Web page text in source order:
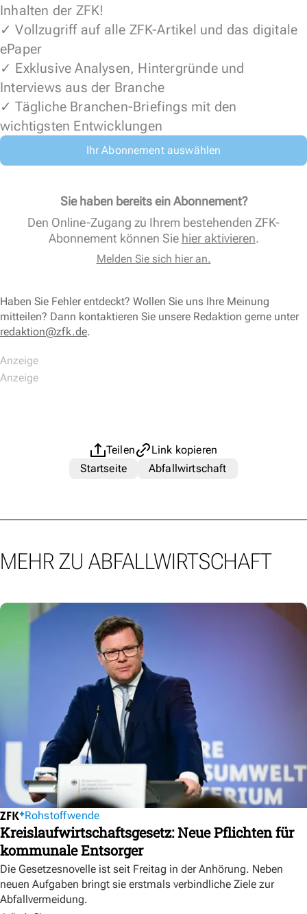
Inhalten der ZFK!
✓ Vollzugriff auf alle ZFK-Artikel und das digitale
ePaper
✓ Exklusive Analysen, Hintergründe und
Interviews aus der Branche
✓ Tägliche Branchen-Briefings mit den
wichtigsten Entwicklungen
Ihr Abonnement auswählen
Sie haben bereits ein Abonnement?
Den Online-Zugang zu Ihrem bestehenden ZFK-
Abonnement können Sie hier aktivieren.
Melden Sie sich hier an.
Haben Sie Fehler entdeckt? Wollen Sie uns Ihre Meinung
mitteilen? Dann kontaktieren Sie unsere Redaktion gerne unter
redaktion@zfk.de.
Teilen
Link kopieren
Startseite
Abfallwirtschaft
MEHR ZU ABFALLWIRTSCHAFT
Rohstoffwende
Kreislaufwirtschaftsgesetz: Neue Pflichten für
kommunale Entsorger
Die Gesetzesnovelle ist seit Freitag in der Anhörung. Neben
neuen Aufgaben bringt sie erstmals verbindliche Ziele zur
Abfallvermeidung.